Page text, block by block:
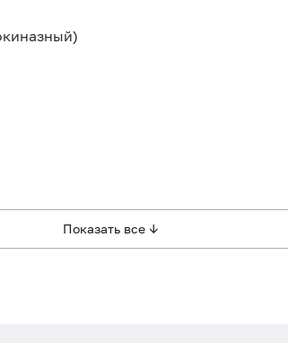
Показать все ↓